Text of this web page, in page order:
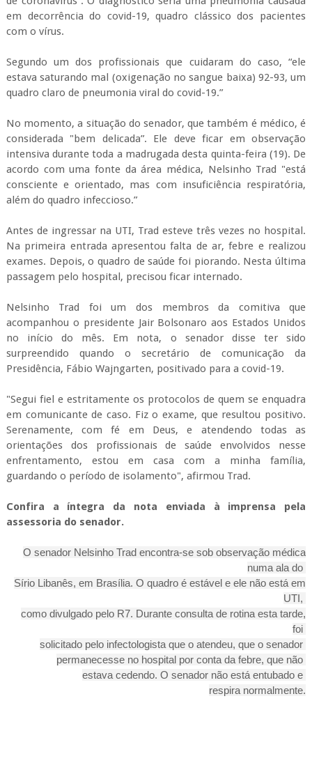
em decorrência do covid-19, quadro clássico dos pacientes
com o vírus.
Segundo um dos profissionais que cuidaram do caso, “ele
estava saturando mal (oxigenação no sangue baixa) 92-93, um
quadro claro de pneumonia viral do covid-19.”
No momento, a situação do senador, que também é médico, é
considerada "bem delicada”. Ele deve ficar em observação
intensiva durante toda a madrugada desta quinta-feira (19). De
acordo com uma fonte da área médica, Nelsinho Trad "está
consciente e orientado, mas com insuficiência respiratória,
além do quadro infeccioso.”
Antes de ingressar na UTI, Trad esteve três vezes no hospital.
Na primeira entrada apresentou falta de ar, febre e realizou
exames. Depois, o quadro de saúde foi piorando. Nesta última
passagem pelo hospital, precisou ficar internado.
Nelsinho Trad foi um dos membros da comitiva que
acompanhou o presidente Jair Bolsonaro aos Estados Unidos
no início do mês. Em nota, o senador disse ter sido
surpreendido quando o secretário de comunicação da
Presidência, Fábio Wajngarten, positivado para a covid-19.
"Segui fiel e estritamente os protocolos de quem se enquadra
em comunicante de caso. Fiz o exame, que resultou positivo.
Serenamente, com fé em Deus, e atendendo todas as
orientações dos profissionais de saúde envolvidos nesse
enfrentamento, estou em casa com a minha família,
guardando o período de isolamento", afirmou Trad.
Confira a íntegra da nota enviada à imprensa pela
assessoria do senador.
O senador Nelsinho Trad encontra-se sob observação médica
numa ala do
Sírio Libanês, em Brasília. O quadro é estável e ele não está em
UTI,
como divulgado pelo R7. Durante consulta de rotina esta tarde,
foi
solicitado pelo infectologista que o atendeu, que o senador
permanecesse no hospital por conta da febre, que não
estava cedendo. O senador não está entubado e
respira normalmente.